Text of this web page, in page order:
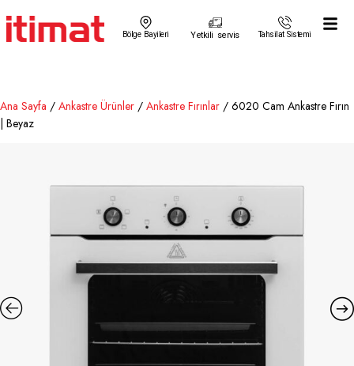
Bölge Bayileri Yetkili servis Tahsilat Sistemi
Ana Sayfa / Ankastre Ürünler / Ankastre Fırınlar / 6020 Cam Ankastre Fırın
| Beyaz